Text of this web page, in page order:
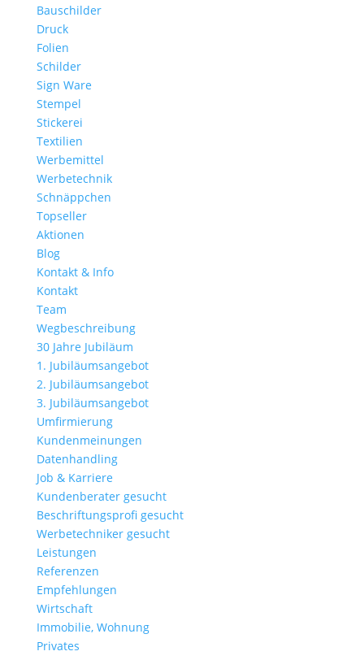
Bauschilder
Druck
Folien
Schilder
Sign Ware
Stempel
Stickerei
Textilien
Werbemittel
Werbetechnik
Schnäppchen
Topseller
Aktionen
Blog
Kontakt & Info
Kontakt
Team
Wegbeschreibung
30 Jahre Jubiläum
1. Jubiläumsangebot
2. Jubiläumsangebot
3. Jubiläumsangebot
Umfirmierung
Kundenmeinungen
Datenhandling
Job & Karriere
Kundenberater gesucht
Beschriftungsprofi gesucht
Werbetechniker gesucht
Leistungen
Referenzen
Empfehlungen
Wirtschaft
Immobilie, Wohnung
Privates